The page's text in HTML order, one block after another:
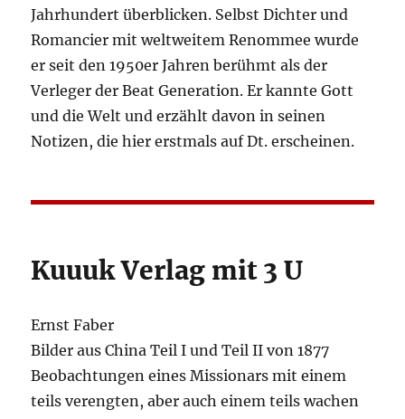
Jahrhundert überblicken. Selbst Dichter und
Romancier mit weltweitem Renommee wurde
er seit den 1950er Jahren berühmt als der
Verleger der Beat Generation. Er kannte Gott
und die Welt und erzählt davon in seinen
Notizen, die hier erstmals auf Dt. erscheinen.
Kuuuk Verlag mit 3 U
Ernst Faber
Bilder aus China Teil I und Teil II von 1877
Beobachtungen eines Missionars mit einem
teils verengten, aber auch einem teils wachen